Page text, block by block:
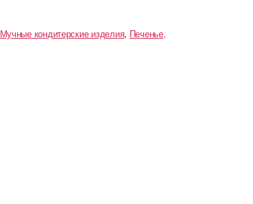
Мучные кондитерские изделия, Печенье,